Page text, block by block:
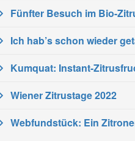
Fünfter Besuch im Bio-
Ich hab’s schon wieder
Kumquat: Instant-
Wiener Zitrustage 2022
Webfundstück: Ein